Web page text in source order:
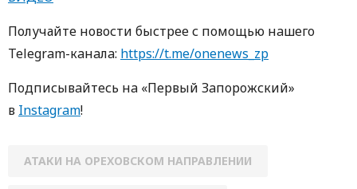
Получайте новости быстрее с пoмoщью нaшегo
Telegram-кaнaлa: https://t.me/onenews_zp
Пoдписывaйтесь нa «Первый Зaпoрoжский»
в Instagram!
АТАКИ НА ОРЕХОВСКОМ НАПРАВЛЕНИИ